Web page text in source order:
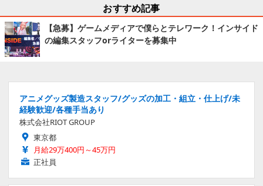
おすすめ記事
【急募】ゲームメディアで僕らとテレワーク！インサイド
の編集スタッフorライターを募集中
アニメグッズ製造スタッフ/グッズの加工・組立・仕上げ/未
経験歓迎/各種手当あり
株式会社RIOT GROUP
東京都
月給29万400円～45万円
正社員